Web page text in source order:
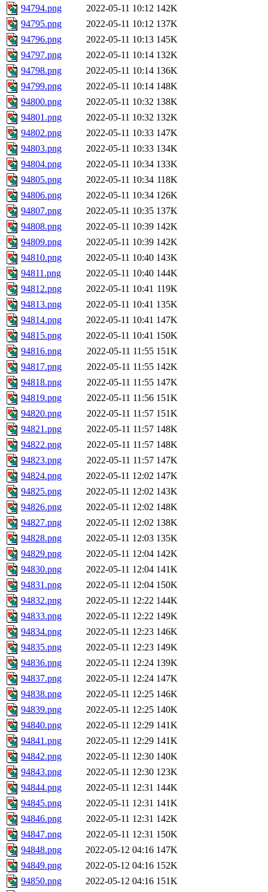
94794.png
2022-05-11 10:12 142K
94795.png
2022-05-11 10:12 137K
94796.png
2022-05-11 10:13 145K
94797.png
2022-05-11 10:14 132K
94798.png
2022-05-11 10:14 136K
94799.png
2022-05-11 10:14 148K
94800.png
2022-05-11 10:32 138K
94801.png
2022-05-11 10:32 132K
94802.png
2022-05-11 10:33 147K
94803.png
2022-05-11 10:33 134K
94804.png
2022-05-11 10:34 133K
94805.png
2022-05-11 10:34 118K
94806.png
2022-05-11 10:34 126K
94807.png
2022-05-11 10:35 137K
94808.png
2022-05-11 10:39 142K
94809.png
2022-05-11 10:39 142K
94810.png
2022-05-11 10:40 143K
94811.png
2022-05-11 10:40 144K
94812.png
2022-05-11 10:41 119K
94813.png
2022-05-11 10:41 135K
94814.png
2022-05-11 10:41 147K
94815.png
2022-05-11 10:41 150K
94816.png
2022-05-11 11:55 151K
94817.png
2022-05-11 11:55 142K
94818.png
2022-05-11 11:55 147K
94819.png
2022-05-11 11:56 151K
94820.png
2022-05-11 11:57 151K
94821.png
2022-05-11 11:57 148K
94822.png
2022-05-11 11:57 148K
94823.png
2022-05-11 11:57 147K
94824.png
2022-05-11 12:02 147K
94825.png
2022-05-11 12:02 143K
94826.png
2022-05-11 12:02 148K
94827.png
2022-05-11 12:02 138K
94828.png
2022-05-11 12:03 135K
94829.png
2022-05-11 12:04 142K
94830.png
2022-05-11 12:04 141K
94831.png
2022-05-11 12:04 150K
94832.png
2022-05-11 12:22 144K
94833.png
2022-05-11 12:22 149K
94834.png
2022-05-11 12:23 146K
94835.png
2022-05-11 12:23 149K
94836.png
2022-05-11 12:24 139K
94837.png
2022-05-11 12:24 147K
94838.png
2022-05-11 12:25 146K
94839.png
2022-05-11 12:25 140K
94840.png
2022-05-11 12:29 141K
94841.png
2022-05-11 12:29 141K
94842.png
2022-05-11 12:30 140K
94843.png
2022-05-11 12:30 123K
94844.png
2022-05-11 12:31 144K
94845.png
2022-05-11 12:31 141K
94846.png
2022-05-11 12:31 142K
94847.png
2022-05-11 12:31 150K
94848.png
2022-05-12 04:16 147K
94849.png
2022-05-12 04:16 152K
94850.png
2022-05-12 04:16 151K